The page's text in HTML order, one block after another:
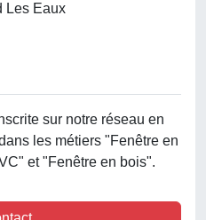
Les Eaux
sur notre réseau en
les métiers "Fenêtre en
et "Fenêtre en bois".